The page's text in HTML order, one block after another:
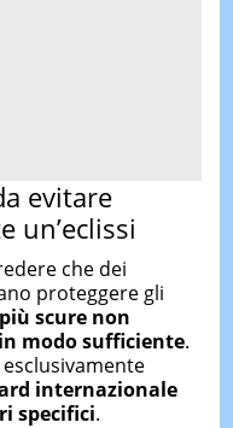
evitare
un’eclissi
che dei
proteggere gli
scure non
modo sufficiente.
internazionale
specifici.